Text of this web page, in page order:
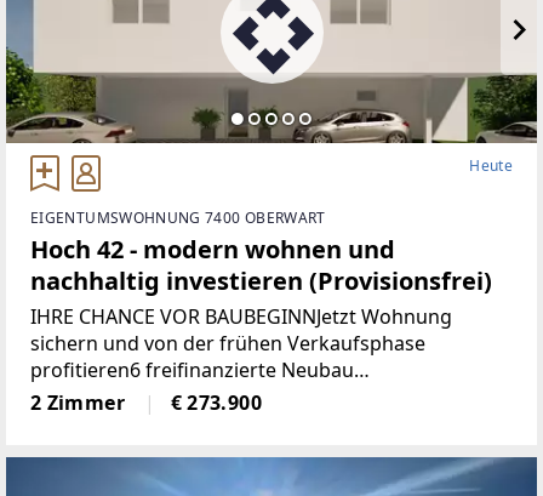
Heute
EIGENTUMSWOHNUNG 7400 OBERWART
Hoch 42 - modern wohnen und
nachhaltig investieren (Provisionsfrei)
IHRE CHANCE VOR BAUBEGINNJetzt Wohnung
sichern und von der frühen Verkaufsphase
profitieren6 freifinanzierte Neubau
EigentumswohnungenWohnungsgrößen von ca. 50
m² bis 68 m²Alle Wohnungen sind entweder mit
2 Zimmer € 273.900